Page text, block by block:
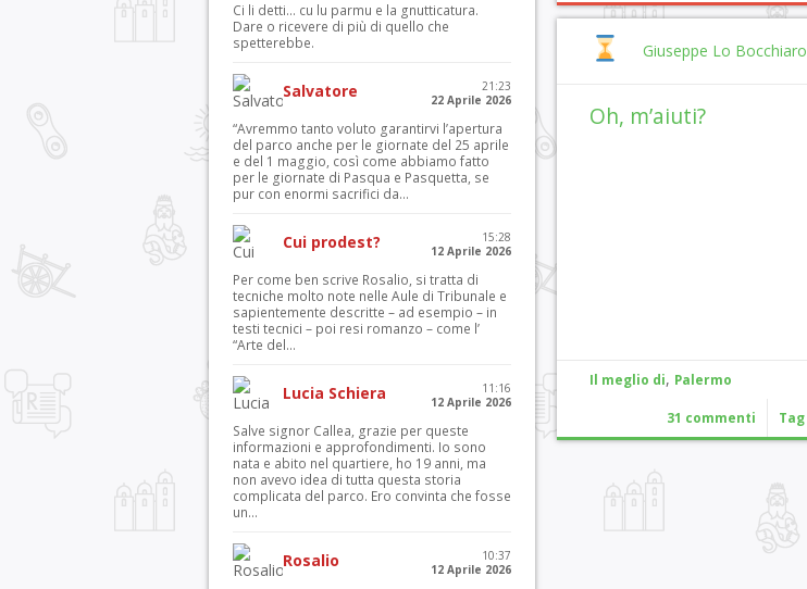
Giuseppe Lo Bocchiaro
Oh, m’aiuti?
Il meglio di, Palermo
31 commenti Tag
Ci li detti… cu lu parmu e la gnutticatura.
Dare o ricevere di più di quello che
spetterebbe.
Salvatore
21:23
22 Aprile 2026
“Avremmo tanto voluto garantirvi l’apertura
del parco anche per le giornate del 25 aprile
e del 1 maggio, così come abbiamo fatto
per le giornate di Pasqua e Pasquetta, se
pur con enormi sacrifici da...
Cui prodest?
15:28
12 Aprile 2026
Per come ben scrive Rosalio, si tratta di
tecniche molto note nelle Aule di Tribunale e
sapientemente descritte – ad esempio – in
testi tecnici – poi resi romanzo – come l’
“Arte del...
Lucia Schiera
11:16
12 Aprile 2026
Salve signor Callea, grazie per queste
informazioni e approfondimenti. Io sono
nata e abito nel quartiere, ho 19 anni, ma
non avevo idea di tutta questa storia
complicata del parco. Ero convinta che fosse
un...
Rosalio
10:37
12 Aprile 2026